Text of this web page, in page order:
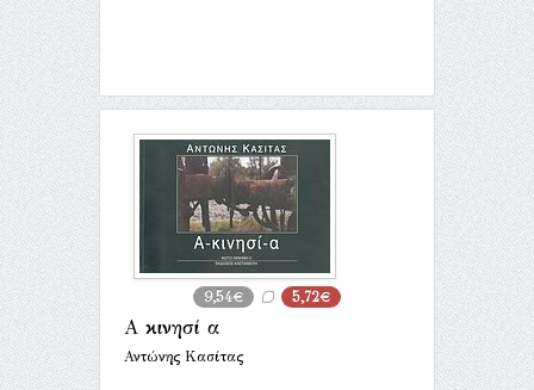
9,54€ 5,72€
Α κινησί α
Αντώνης Κασίτας